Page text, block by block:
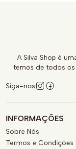
A Silva Shop é
temos de todos os
Siga-nos
INFORMAÇÕES
Sobre Nós
Termos e Condições